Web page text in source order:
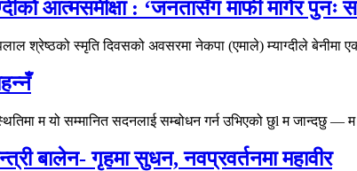
आत्मसमीक्षा : ‘जनतासँग माफी मागेर पुनः
श्रेष्ठको स्मृति दिवसको अवसरमा नेकपा (एमाले) म्याग्दीले बेनीमा
म यो सम्मानित सदनलाई सम्बोधन गर्न उभिएको छुl म जान्दछु —
बालेन- गृहमा सुधन, नवप्रवर्तनमा महावीर